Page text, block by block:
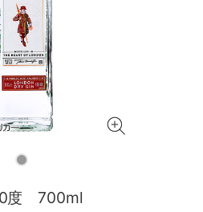
度 700ml